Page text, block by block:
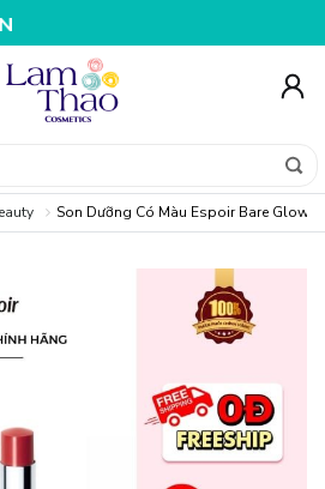
Son Dưỡng Có Màu Espoir Bare Glow